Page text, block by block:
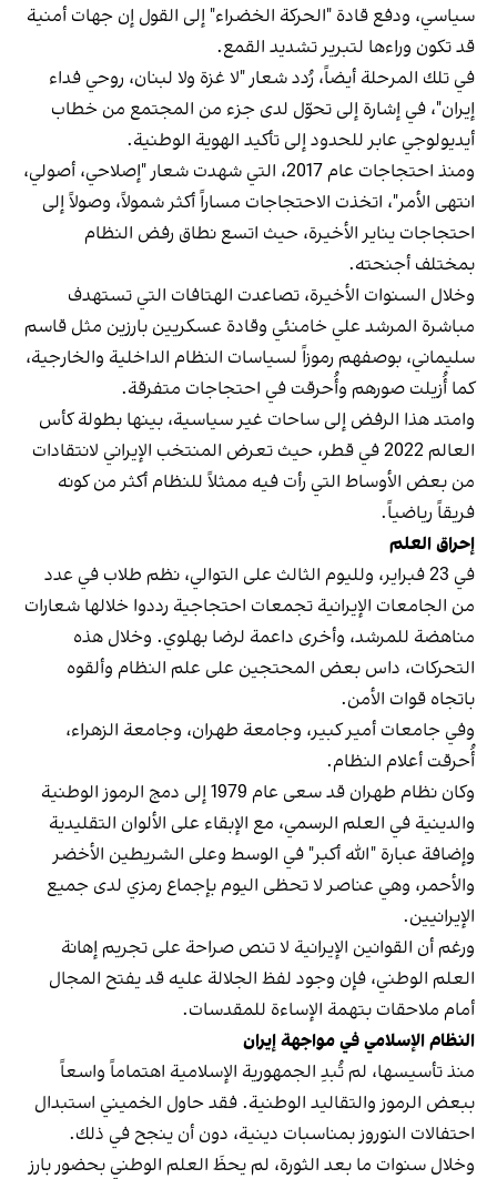
سياسي، ودفع قادة "الحركة الخضراء" إلى القول إن جهات أمنية
قد تكون وراءها لتبرير تشديد القمع.
في تلك المرحلة أيضاً، رُدد شعار "لا غزة ولا لبنان، روحي فداء
إيران"، في إشارة إلى تحوّل لدى جزء من المجتمع من خطاب
أيديولوجي عابر للحدود إلى تأكيد الهوية الوطنية.
ومنذ احتجاجات عام 2017، التي شهدت شعار "إصلاحي، أصولي،
انتهى الأمر"، اتخذت الاحتجاجات مساراً أكثر شمولاً، وصولاً إلى
احتجاجات يناير الأخيرة، حيث اتسع نطاق رفض النظام
بمختلف أجنحته.
وخلال السنوات الأخيرة، تصاعدت الهتافات التي تستهدف
مباشرة المرشد علي خامنئي وقادة عسكريين بارزين مثل قاسم
سليماني، بوصفهم رموزاً لسياسات النظام الداخلية والخارجية،
كما أُزيلت صورهم وأُحرقت في احتجاجات متفرقة.
وامتد هذا الرفض إلى ساحات غير سياسية، بينها بطولة كأس
العالم 2022 في قطر، حيث تعرض المنتخب الإيراني لانتقادات
من بعض الأوساط التي رأت فيه ممثلاً للنظام أكثر من كونه
فريقاً رياضياً.
إحراق العلم
في 23 فبراير، ولليوم الثالث على التوالي، نظم طلاب في عدد
من الجامعات الإيرانية تجمعات احتجاجية رددوا خلالها شعارات
مناهضة للمرشد، وأخرى داعمة لرضا بهلوي. وخلال هذه
التحركات، داس بعض المحتجين على علم النظام وألقوه
باتجاه قوات الأمن.
وفي جامعات أمير كبير، وجامعة طهران، وجامعة الزهراء،
أُحرقت أعلام النظام.
وكان نظام طهران قد سعى عام 1979 إلى دمج الرموز الوطنية
والدينية في العلم الرسمي، مع الإبقاء على الألوان التقليدية
وإضافة عبارة "الله أكبر" في الوسط وعلى الشريطين الأخضر
والأحمر، وهي عناصر لا تحظى اليوم بإجماع رمزي لدى جميع
الإيرانيين.
ورغم أن القوانين الإيرانية لا تنص صراحة على تجريم إهانة
العلم الوطني، فإن وجود لفظ الجلالة عليه قد يفتح المجال
أمام ملاحقات بتهمة الإساءة للمقدسات.
النظام الإسلامي في مواجهة إيران
منذ تأسيسها، لم تُبدِ الجمهورية الإسلامية اهتماماً واسعاً
ببعض الرموز والتقاليد الوطنية. فقد حاول الخميني استبدال
احتفالات النوروز بمناسبات دينية، دون أن ينجح في ذلك.
وخلال سنوات ما بعد الثورة، لم يحظَ العلم الوطني بحضور بارز